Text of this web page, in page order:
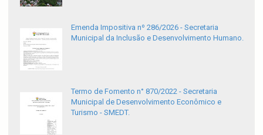
Emenda Impositiva nº 286/2026 - Secretaria
Municipal da Inclusão e Desenvolvimento Humano.
Termo de Fomento n° 870/2022 - Secretaria
Municipal de Desenvolvimento Econômico e
Turismo - SMEDT.